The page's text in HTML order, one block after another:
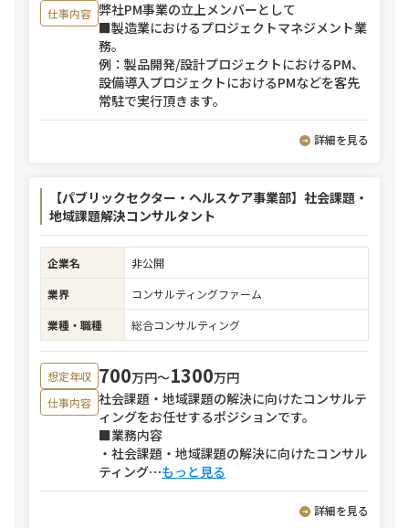
仕事内容 弊社PM事業の立上メンバーとして
■製造業におけるプロジェクトマネジメント業
務。
例：製品開発/設計プロジェクトにおけるPM、
設備導入プロジェクトにおけるPMなどを客先
常駐で実行頂きます。
詳細を見る
【パブリックセクター・ヘルスケア事業部】社会課題・
地域課題解決コンサルタント
企業名
非公開
業界
コンサルティングファーム
業種・職種
総合コンサルティング
想定年収 700万円〜1300万円
仕事内容 社会課題・地域課題の解決に向けたコンサルテ
ィングをお任せするポジションです。
■業務内容
・社会課題・地域課題の解決に向けたコンサル
ティング⋯もっと見る
詳細を見る